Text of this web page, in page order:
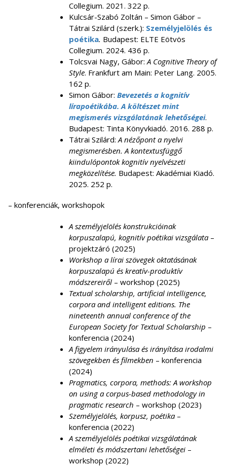
Collegium. 2021. 322 p.
Kulcsár-Szabó Zoltán – Simon Gábor –
Tátrai Szilárd (szerk.): Személyjelölés és
poétika. Budapest: ELTE Eötvös
Collegium. 2024. 436 p.
Tolcsvai Nagy, Gábor:A Cognitive Theory of
Style. Frankfurt am Main: Peter Lang. 2005.
162 p.
Simon Gábor: Bevezetés a kognitív
lírapoétikába. A költészet mint
megismerés vizsgálatának lehetőségei.
Budapest: Tinta Könyvkiadó. 2016. 288 p.
Tátrai Szilárd:A nézőpont a nyelvi
megismerésben. A kontextusfüggő
kiindulópontok kognitív nyelvészeti
megközelítése. Budapest: Akadémiai Kiadó.
2025. 252 p.
– konferenciák, workshopok
A személyjelölés konstrukcióinak
korpuszalapú, kognitív poétikai vizsgálata –
projektzáró (2025)
Workshop a lírai szövegek oktatásának
korpuszalapú és kreatív-produktív
módszereiről – workshop (2025)
Textual scholarship, artificial intelligence,
corpora and intelligent editions. The
nineteenth annual conference of the
European Society for Textual Scholarship –
konferencia (2024)
A figyelem irányulása és irányítása irodalmi
szövegekben és filmekben – konferencia
(2024)
Pragmatics, corpora, methods: A workshop
on using a corpus-based methodology in
pragmatic research – workshop (2023)
Személyjelölés, korpusz, poétika –
konferencia (2022)
A személyjelölés poétikai vizsgálatának
elméleti és módszertani lehetőségei –
workshop (2022)